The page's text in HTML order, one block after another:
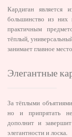
Кардиган является
большинство из них
практичным
тёплый,
занимает главное
Элегантные
За тёплыми
но и припрятать
дополнит и
элегантности и лоска.